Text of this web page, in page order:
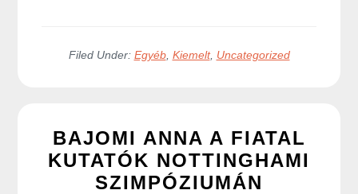
Filed Under: Egyéb, Kiemelt, Uncategorized
BAJOMI ANNA A FIATAL
KUTATÓK NOTTINGHAMI
SZIMPÓZIUMÁN